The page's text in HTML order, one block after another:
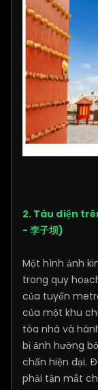
2. Tàu điện
- 李子坝)
Một hình ảnh
trong quy
của tuyến
của một khu
tòa nhà và
bị ảnh hưởng
chấn hiện đại.
phải tận mắt